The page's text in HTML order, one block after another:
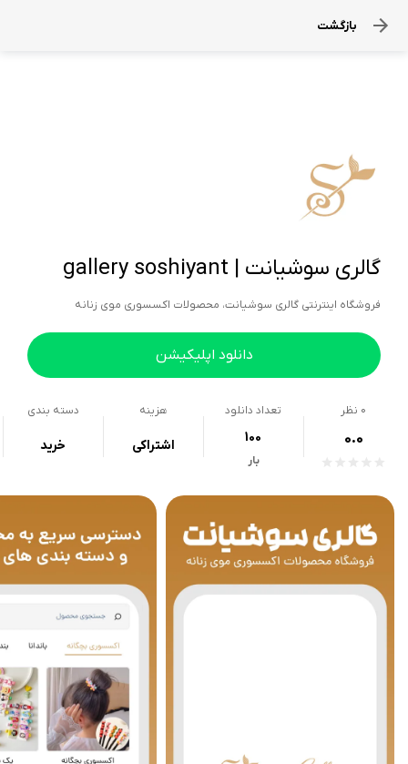
بازگشت
گالری سوشیانت | gallery soshiyant
فروشگاه اینترنتی گالری سوشیانت، محصولات اکسسوری موی زنانه
دانلود اپلیکیشن
0 نظر
0.0
تعداد دانلود
100
بار
هزینه
اشتراکی
دسته بندی
خرید